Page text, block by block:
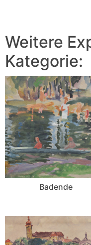
Weitere
Kategorie:
Badende